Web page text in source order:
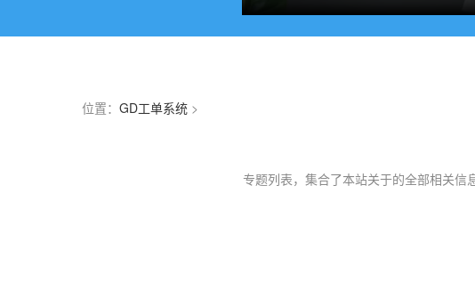
位置： GD工单系统 >
专题列表，集合了本站关于的全部相关信